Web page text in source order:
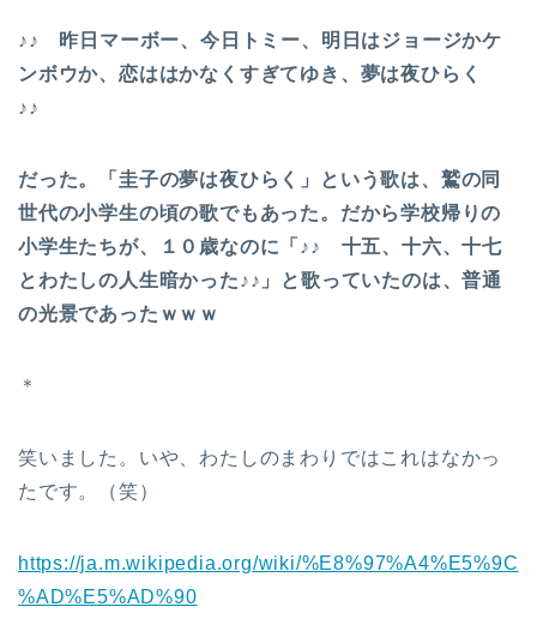
♪♪ 昨日マーボー、今日トミー、明日はジョージかケ
ンボウか、恋ははかなくすぎてゆき、夢は夜ひらく
♪♪
だった。「圭子の夢は夜ひらく」という歌は、鷲の同
世代の小学生の頃の歌でもあった。だから学校帰りの
小学生たちが、１０歳なのに「♪♪ 十五、十六、十七
とわたしの人生暗かった♪♪」と歌っていたのは、普通
の光景であったｗｗｗ
＊
笑いました。いや、わたしのまわりではこれはなかっ
たです。（笑）
https://ja.m.wikipedia.org/wiki/%E8%97%A4%E5%9C
%AD%E5%AD%90